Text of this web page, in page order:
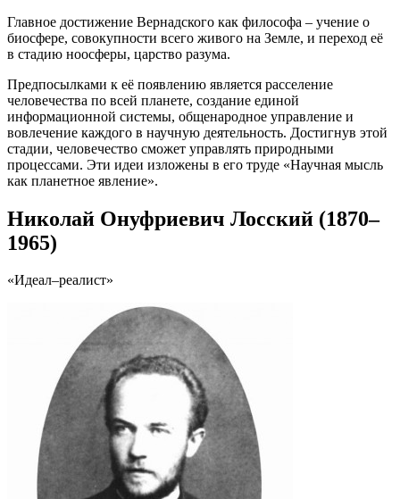
Главное достижение Вернадского как философа – учение о
биосфере, совокупности всего живого на Земле, и переход её
в стадию ноосферы, царство разума.
Предпосылками к её появлению является расселение
человечества по всей планете, создание единой
информационной системы, общенародное управление и
вовлечение каждого в научную деятельность. Достигнув этой
стадии, человечество сможет управлять природными
процессами. Эти идеи изложены в его труде «Научная мысль
как планетное явление».
Николай Онуфриевич Лосский (1870–
1965)
«Идеал–реалист»